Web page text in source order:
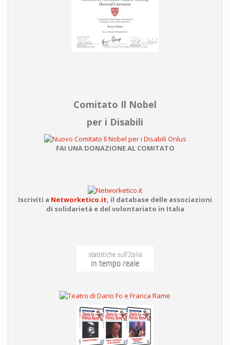
Comitato Il Nobel
per i Disabili
FAI UNA DONAZIONE AL COMITATO
Iscriviti a Networketico.it, il database delle associazioni
di solidarietà e del volontariato in Italia